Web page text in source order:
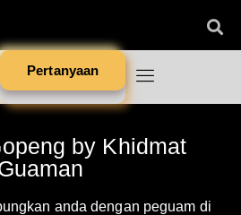
Pertanyaan
by Khidmat
anda dengan peguam di